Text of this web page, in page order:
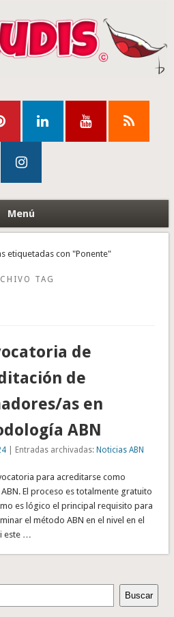
Menú
etiquetadas con "Ponente"
TAG
de
de
as en
ABN
| Entradas archivadas:Noticias ABN
para acreditarse como
El proceso es totalmente gratuito
es lógico el principal requisito para
el método ABN en el nivel en el
este …
Buscar